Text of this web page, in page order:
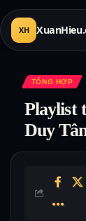
XH
TỔNG HỢP
Playlist
Duy